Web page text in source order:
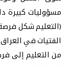
مسؤوليات كبيرة
(التعليم شكل
الفتيات في
من التعليم إلى